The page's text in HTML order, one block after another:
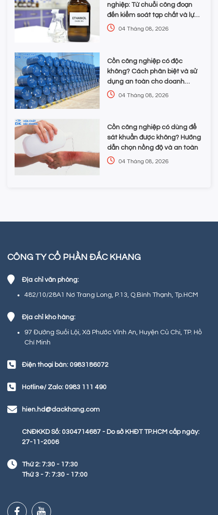
nghiệp: Từ chuỗi công đoạn
đến kiểm soát tạp chất và lựa
chọn hóa chất
04 Tháng 08, 2026
Cồn công nghiệp có độc
không? Cách phân biệt và sử
dụng an toàn cho doanh
nghiệp
04 Tháng 08, 2026
Cồn công nghiệp có dùng để
sát khuẩn được không? Hướng
dẫn chọn nồng độ và an toàn
04 Tháng 08, 2026
CÔNG TY CỔ PHẦN ĐẮC KHANG
Địa chỉ văn phòng:
482/10/28A1 Nơ Trang Long, P.13, Q.Bình Thạnh, Tp.HCM
Địa chỉ kho hàng:
97 Đường Suối Lội, Xã Phước Vĩnh An, Huyện Củ Chi, TP. Hồ
Chí Minh
Điện thoại bàn: 0983186072
Hotline/ Zalo: 0983 111 490
hien.hd@dackhang.com
CNĐKKD Số: 0304714687 - Do sở KHĐT TP.HCM cấp ngày:
27-11-2006
Thứ 2: 7:30 - 17:30
Thứ 3 - 7: 7:30 - 17:00